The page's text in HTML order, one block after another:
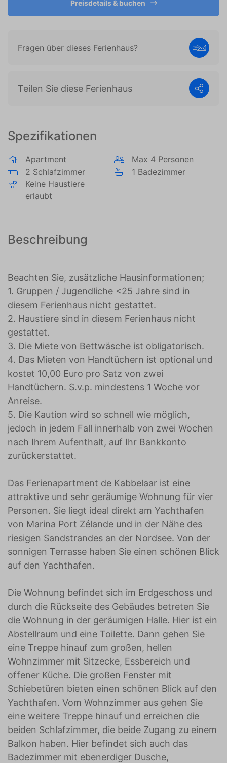
Spezifikationen
Apartment
Max 4 Personen
2 Schlafzimmer
1 Badezimmer
Keine Haustiere
erlaubt
Beschreibung
Beachten Sie, zusätzliche Hausinformationen;
1. Gruppen / Jugendliche <25 Jahre sind in
diesem Ferienhaus nicht gestattet.
2. Haustiere sind in diesem Ferienhaus nicht
gestattet.
3. Die Miete von Bettwäsche ist obligatorisch.
4. Das Mieten von Handtüchern ist optional und
kostet 10,00 Euro pro Satz von zwei
Handtüchern. S.v.p. mindestens 1 Woche vor
Anreise.
5. Die Kaution wird so schnell wie möglich,
jedoch in jedem Fall innerhalb von zwei Wochen
nach Ihrem Aufenthalt, auf Ihr Bankkonto
zurückerstattet.
Das Ferienapartment de Kabbelaar ist eine
attraktive und sehr geräumige Wohnung für vier
Personen. Sie liegt ideal direkt am Yachthafen
von Marina Port Zélande und in der Nähe des
riesigen Sandstrandes an der Nordsee. Von der
sonnigen Terrasse haben Sie einen schönen Blick
auf den Yachthafen.
Die Wohnung befindet sich im Erdgeschoss und
durch die Rückseite des Gebäudes betreten Sie
die Wohnung in der geräumigen Halle. Hier ist ein
Abstellraum und eine Toilette. Dann gehen Sie
eine Treppe hinauf zum großen, hellen
Wohnzimmer mit Sitzecke, Essbereich und
offener Küche. Die großen Fenster mit
Schiebetüren bieten einen schönen Blick auf den
Yachthafen. Vom Wohnzimmer aus gehen Sie
eine weitere Treppe hinauf und erreichen die
beiden Schlafzimmer, die beide Zugang zu einem
Balkon haben. Hier befindet sich auch das
Badezimmer mit ebenerdiger Dusche,
Preisdetails & buchen
Fragen über dieses Ferienhaus?
Teilen Sie diese Ferienhaus